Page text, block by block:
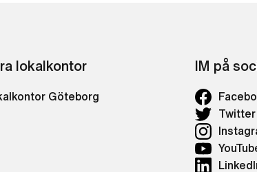
lokalkontor
Göteborg
IM på
Twitter